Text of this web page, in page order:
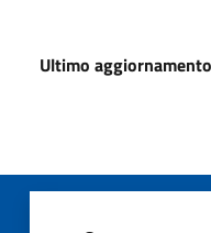
Ultimo aggiornamento